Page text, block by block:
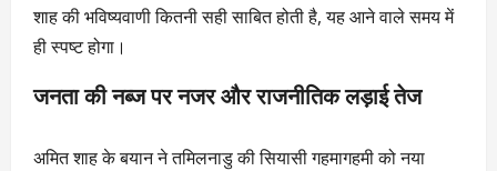
शाह की भविष्यवाणी कितनी सही साबित होती है, यह आने वाले समय में
ही स्पष्ट होगा।
जनता की नब्ज पर नजर और राजनीतिक लड़ाई तेज
अमित शाह के बयान ने तमिलनाडु की सियासी गहमागहमी को नया